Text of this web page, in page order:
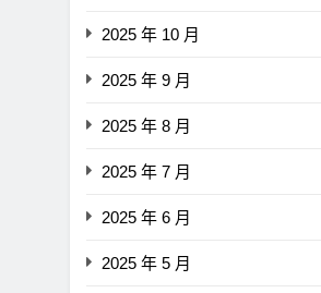
2025 年 10 月
2025 年 9 月
2025 年 8 月
2025 年 7 月
2025 年 6 月
2025 年 5 月